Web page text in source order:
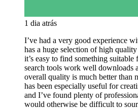
1 dia atrás
I’ve had a very good experience
has a huge selection of high
it’s easy to find something
search tools work well downloads
overall quality is much better than
has been especially useful for
and I’ve found plenty of
would otherwise be difficult to